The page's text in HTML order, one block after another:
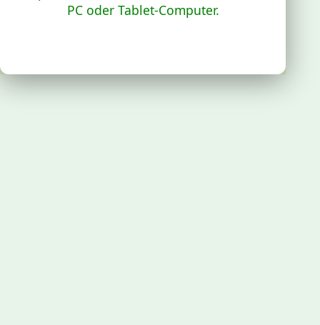
Unter-
Metzenseifen
Mantakisch
PC oder Tablet-Computer.